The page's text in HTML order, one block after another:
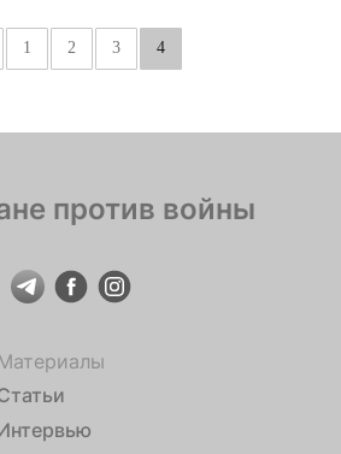
1 2 3 4
против войны